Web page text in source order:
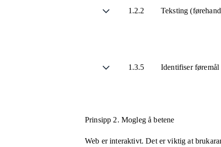
1.2.2 Teksting
1.3.5 Identifiser
Prinsipp 2. Mogleg å betene
Web er interaktivt. Det er viktig at